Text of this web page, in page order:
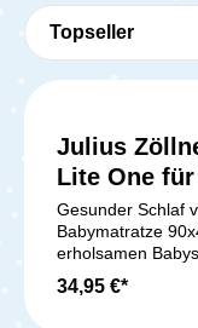
Julius
Lite One
Gesunder Schlaf
Babymatratze
erholsamen
Zöllner
90x40 cm ist die
34,95 €*